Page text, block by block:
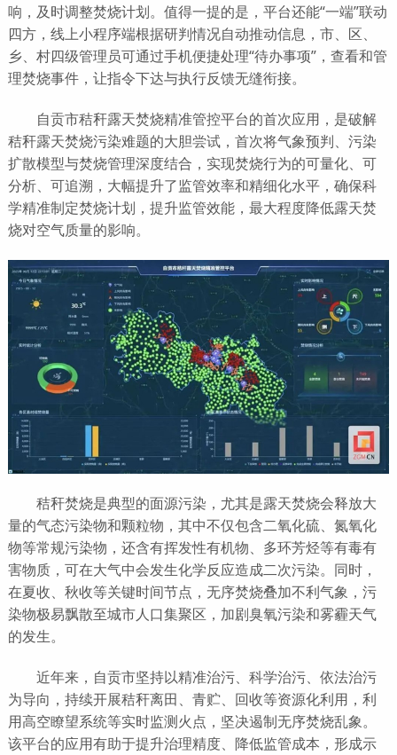
响，及时调整焚烧计划。值得一提的是，平台还能“一端”联动
四方，线上小程序端根据研判情况自动推动信息，市、区、
乡、村四级管理员可通过手机便捷处理“待办事项”，查看和管
理焚烧事件，让指令下达与执行反馈无缝衔接。
自贡市秸秆露天焚烧精准管控平台的首次应用，是破解
秸秆露天焚烧污染难题的大胆尝试，首次将气象预判、污染
扩散模型与焚烧管理深度结合，实现焚烧行为的可量化、可
分析、可追溯，大幅提升了监管效率和精细化水平，确保科
学精准制定焚烧计划，提升监管效能，最大程度降低露天焚
烧对空气质量的影响。
秸秆焚烧是典型的面源污染，尤其是露天焚烧会释放大
量的气态污染物和颗粒物，其中不仅包含二氧化硫、氮氧化
物等常规污染物，还含有挥发性有机物、多环芳烃等有毒有
害物质，可在大气中会发生化学反应造成二次污染。同时，
在夏收、秋收等关键时间节点，无序焚烧叠加不利气象，污
染物极易飘散至城市人口集聚区，加剧臭氧污染和雾霾天气
的发生。
近年来，自贡市坚持以精准治污、科学治污、依法治污
为导向，持续开展秸秆离田、青贮、回收等资源化利用，利
用高空瞭望系统等实时监测火点，坚决遏制无序焚烧乱象。
该平台的应用有助于提升治理精度、降低监管成本，形成示